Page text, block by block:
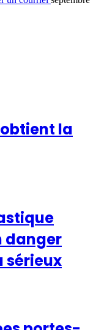
la
danger
sérieux